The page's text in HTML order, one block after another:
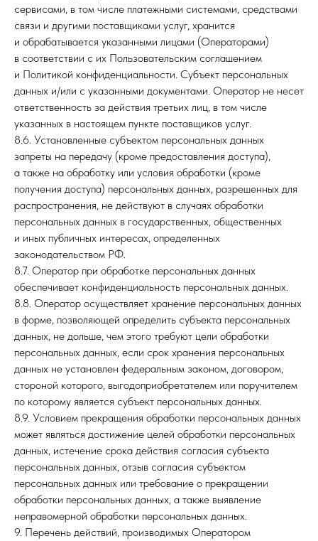
сервисами, в том числе платежными системами, средствами
связи и другими поставщиками услуг, хранится
и обрабатывается указанными лицами (Операторами)
в соответствии с их Пользовательским соглашением
и Политикой конфиденциальности. Субъект персональных
данных и/или с указанными документами. Оператор не несет
ответственность за действия третьих лиц, в том числе
указанных в настоящем пункте поставщиков услуг.
8.6. Установленные субъектом персональных данных
запреты на передачу (кроме предоставления доступа),
а также на обработку или условия обработки (кроме
получения доступа) персональных данных, разрешенных для
распространения, не действуют в случаях обработки
персональных данных в государственных, общественных
и иных публичных интересах, определенных
законодательством РФ.
8.7. Оператор при обработке персональных данных
обеспечивает конфиденциальность персональных данных.
8.8. Оператор осуществляет хранение персональных данных
в форме, позволяющей определить субъекта персональных
данных, не дольше, чем этого требуют цели обработки
персональных данных, если срок хранения персональных
данных не установлен федеральным законом, договором,
стороной которого, выгодоприобретателем или поручителем
по которому является субъект персональных данных.
8.9. Условием прекращения обработки персональных данных
может являться достижение целей обработки персональных
данных, истечение срока действия согласия субъекта
персональных данных, отзыв согласия субъектом
персональных данных или требование о прекращении
обработки персональных данных, а также выявление
неправомерной обработки персональных данных.
9. Перечень действий, производимых Оператором